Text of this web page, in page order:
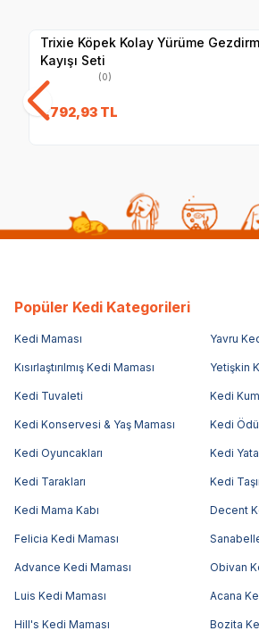
Trixie Köpek Kolay Yürüme
Kayışı Seti
(0)
1.792,93 TL
Popüler Kedi Kategorileri
Kedi Maması Yavru
Kısırlaştırılmış Kedi Maması Yetişkin
Kedi Tuvaleti Kedi
Kedi Konservesi & Yaş Maması Kedi
Kedi Oyuncakları Kedi
Kedi Tarakları Kedi
Kedi Mama Kabı Decent
Felicia Kedi Maması
Advance Kedi Maması Obivan
Luis Kedi Maması Acana
Hill's Kedi Maması Bozita